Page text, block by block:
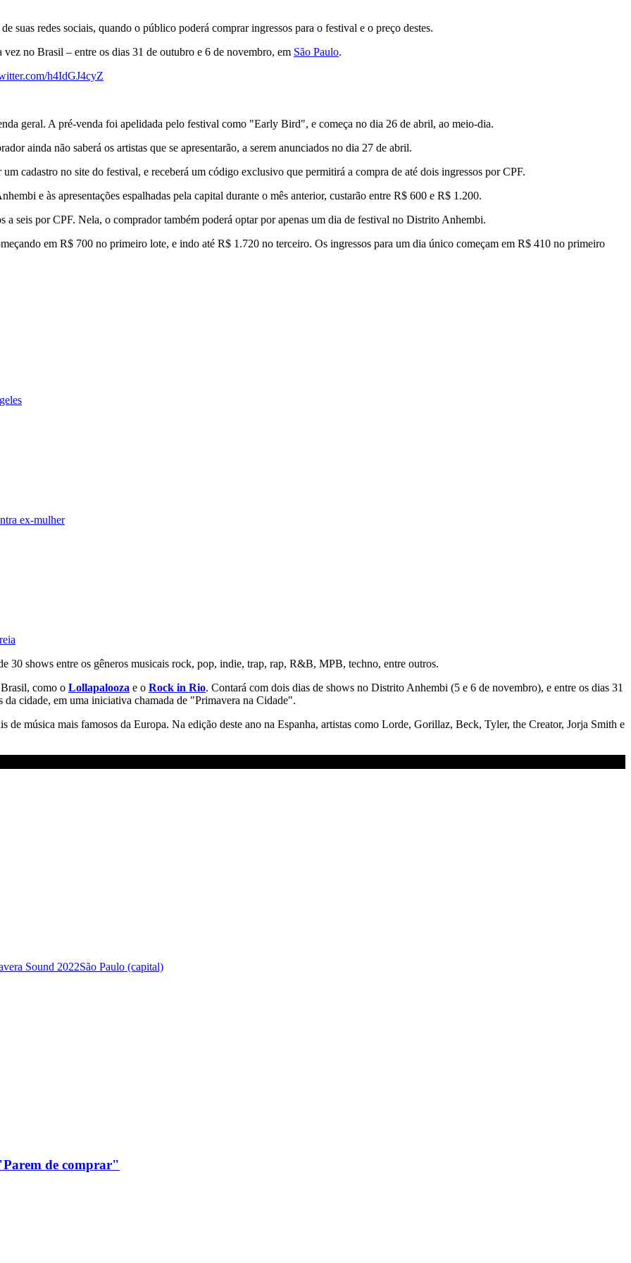
suas redes sociais, quando o público poderá comprar ingressos para o festival e o preço destes.
vez no Brasil – entre os dias 31 de outubro e 6 de novembro, em São Paulo.
h4IdGJ4cyZ
geral. A pré-venda foi apelidada pelo festival como "Early Bird", e começa no dia 26 de abril, ao meio-dia.
ainda não saberá os artistas que se apresentarão, a serem anunciados no dia 27 de abril.
cadastro no site do festival, e receberá um código exclusivo que permitirá a compra de até dois ingressos por CPF.
e às apresentações espalhadas pela capital durante o mês anterior, custarão entre R$ 600 e R$ 1.200.
a seis por CPF. Nela, o comprador também poderá optar por apenas um dia de festival no Distrito Anhembi.
em R$ 700 no primeiro lote, e indo até R$ 1.720 no terceiro. Os ingressos para um dia único começam em R$ 410 no primeiro
ex-mulher
30 shows entre os gêneros musicais rock, pop, indie, trap, rap, R&B, MPB, techno, entre outros.
como o Lollapalooza e o Rock in Rio. Contará com dois dias de shows no Distrito Anhembi (5 e 6 de novembro), e entre os dias 31
cidade, em uma iniciativa chamada de "Primavera na Cidade".
de música mais famosos da Europa. Na edição deste ano na Espanha, artistas como Lorde, Gorillaz, Beck, Tyler, the Creator, Jorja Smith e
Sound 2022São Paulo (capital)
de comprar"